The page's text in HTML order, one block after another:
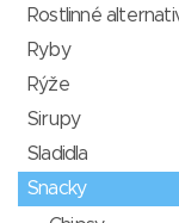
Rostlinné
Ryby
Rýže
Sirupy
Sladidla
Snacky